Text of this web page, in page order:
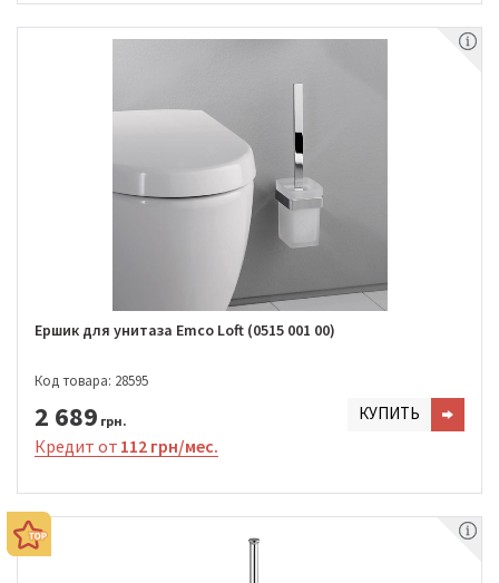
Ершик для унитаза Emco Loft (0515 001 00)
Код товара: 28595
2 689 грн. КУПИТЬ
Кредит от 112 грн/мес.